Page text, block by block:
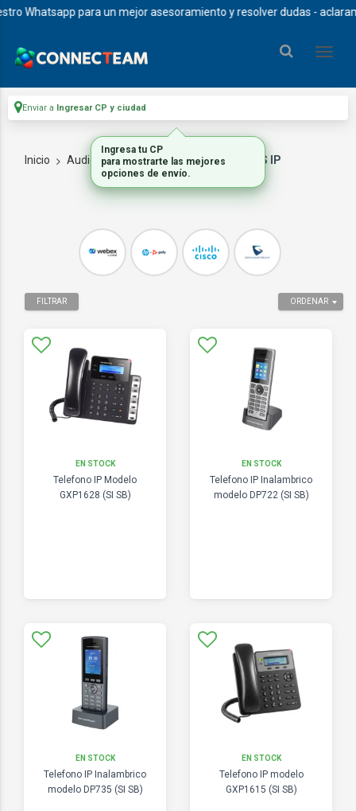
Whatsapp para un mejor asesoramiento y resolver dudas -
Enviar a Ingresar CP y ciudad
Inicio Audio Headsets Y Video TELEFONOS IP
ORDENAR
FILTRAR
EN STOCK
Telefono IP Modelo
GXP1628 (SI SB)
EN STOCK
Telefono IP Inalambrico
modelo DP722 (SI SB)
EN STOCK
Telefono IP Inalambrico
modelo DP735 (SI SB)
EN STOCK
Telefono IP modelo
GXP1615 (SI SB)